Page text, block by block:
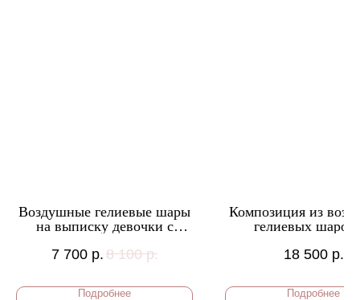
Воздушные гелиевые шары
на выписку девочки с
7 700 р.8 100 р.
Подробнее
Композиция из
гелиевых шаров
мальчика или
18 500 р.
Подробнее